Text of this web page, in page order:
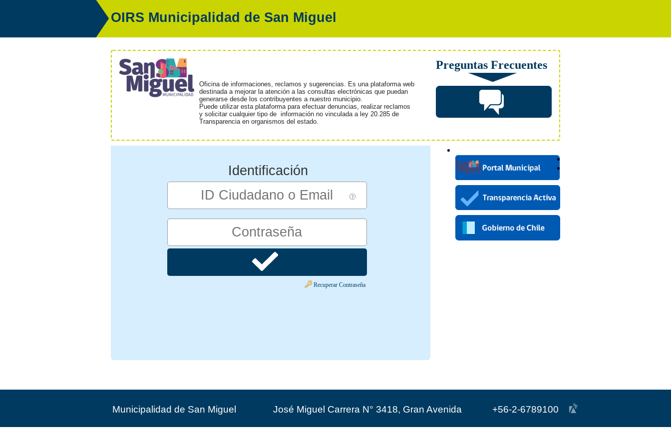
OIRS Municipalidad de San Miguel
Oficina de informaciones, reclamos y sugerencias. Es una plataforma web
destinada a mejorar la atención a las consultas electrónicas que puedan
generarse desde los contribuyentes a nuestro municipio.
Puede utilizar esta plataforma para efectuar denuncias, realizar reclamos
y solicitar cualquier tipo de información no vinculada a ley 20.285 de
Transparencia en organismos del estado.
Preguntas Frecuentes
Identificación
Recuperar Contraseña
Municipalidad de San Miguel José Miguel Carrera N° 3418, Gran Avenida +56-2-6789100